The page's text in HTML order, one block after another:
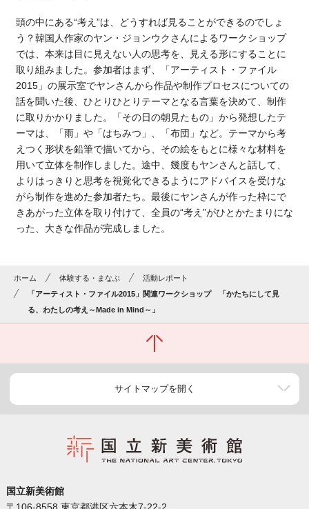
頭の中にある“考え”は、どうすれば見ることができるのでしょ
う？韓国人作家のヤン・ジョンウクさんによるワークショップ
では、本来は目に見えない人の思考を、見える形にすることに
取り組みました。参加者はまず、「アーティスト・ファイル
2015」の展示室でヤンさんから作品や制作プロセスについての
話を聞いた後、ひとりひとりテーマとなる言葉を決めて、制作
に取りかかりました。「その日の朝見たもの」から発想したテ
ーマは、「雨」や「はちみつ」、「布団」など。テーマから考
えつく形状を鉛筆で描いてから、その絵をもとに様々な材料を
用いて立体を制作しました。途中、幾度もヤンさんと話して、
よりはっきりと思考を視覚化できるようにアドバイスを受けな
がら制作を進めた参加者たち。最後にヤンさんが作った枠にで
きあがった立体を取り付けて、全員の“考え”がひとかたまりにな
った、大きな作品が完成しました。
ホーム 体験する・まなぶ
活動レポート
「アーティスト・ファイル2015」関連ワークショップ 「かたちにして見
る、わたしの考え～Made in Mind～」
サイトマップを開く
国立新美術館